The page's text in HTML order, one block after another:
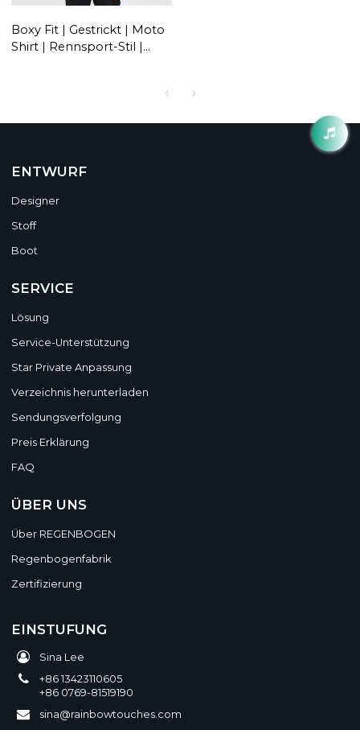
Boxy Fit | Gestrickt | Moto
Shirt | Rennsport-Stil |
ENTWURF
Designer
Stoff
Boot
SERVICE
Lösung
Service-Unterstützung
Star Private Anpassung
Verzeichnis herunterladen
Sendungsverfolgung
Preis Erklärung
FAQ
ÜBER UNS
Über REGENBOGEN
Regenbogenfabrik
Zertifizierung
EINSTUFUNG
Sina Lee
+86 13423110605
+86 0769-81519190
sina@rainbowtouches.com